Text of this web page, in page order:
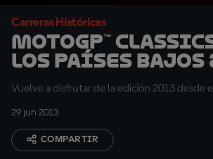
Carreras Históricas
MotoGP™
los Países Bajos
Vuelve a disfrutar de la edición 2013 desde
29 jun 2013
COMPARTIR